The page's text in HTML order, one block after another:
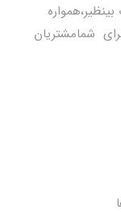
شمامشتریان